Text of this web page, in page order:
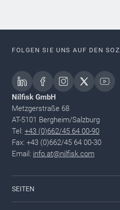
FOLGEN SIE UNS AUF DEN
Nilfisk GmbH
Metzgerstraße 68
AT-5101 Bergheim/Salzburg
Tel: +43 (0)662/45 64 00-90
Fax: +43 (0)662/45 64 00-30
Email: info.at@nilfisk.com
SEITEN